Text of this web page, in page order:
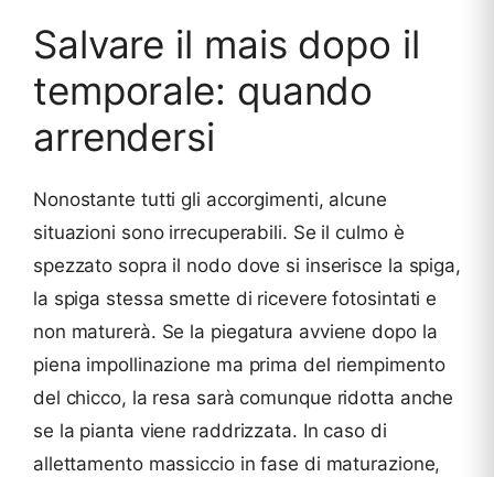
Salvare il mais dopo il
temporale: quando
arrendersi
Nonostante tutti gli accorgimenti, alcune
situazioni sono irrecuperabili. Se il culmo è
spezzato sopra il nodo dove si inserisce la spiga,
la spiga stessa smette di ricevere fotosintati e
non maturerà. Se la piegatura avviene dopo la
piena impollinazione ma prima del riempimento
del chicco, la resa sarà comunque ridotta anche
se la pianta viene raddrizzata. In caso di
allettamento massiccio in fase di maturazione,